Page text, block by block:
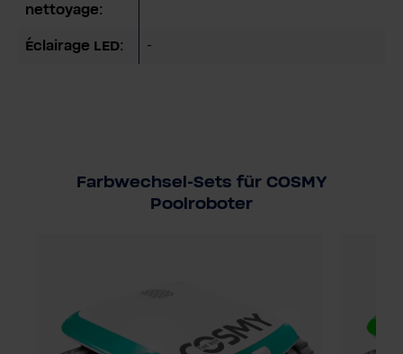
nettoyage:
Éclairage LED: -
Farbwechsel-Sets für COSMY
Poolroboter